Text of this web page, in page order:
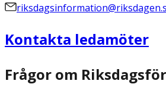
Kontakta ledamöter
Frågor om